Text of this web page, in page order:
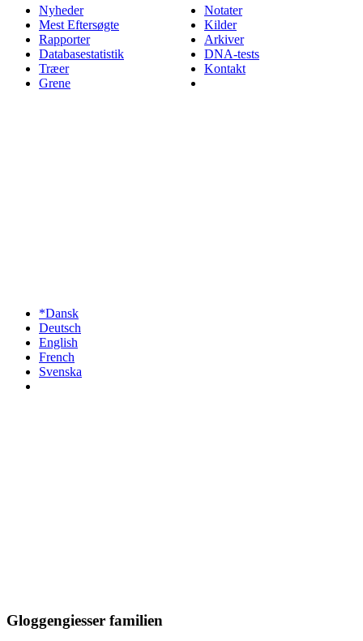
Nyheder
Mest Eftersøgte
Rapporter
Databasestatistik
Træer
Grene
Notater
Kilder
Arkiver
DNA-tests
Kontakt
*Dansk
Deutsch
English
French
Svenska
Gloggengiesser familien